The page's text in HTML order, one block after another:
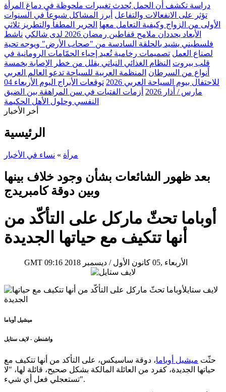
دراسة تكشف أن الحمل يُحدث تغييرات ملحوظة في دماغ المرأة
تؤثر على الانفعالات والتفاعل أبرز المشاكل شيوعاً في السنوات
الأولى من الزواج وكيفية التعامل معها الحرير المطفأ والتطريز ثلاثي
الأبعاد يحددان ملامح قفاطين رمضان 2026 لدى شالكي
ناشط
فلسطيني يشيد بالحلقة السادسة من "صحاب الأرض" ويوجه تحية
لصناع العمل تصميمات رخامية تُعيد إحياء الحمّامات الرومانية في
قلب بيروت النظام الغذائي النباتي يقلل من خطر الإصابة بخمسة
أنواع من السرطان المنظمة العربية للسياحة تدعو العالم العربي
للاحتفال بيوم السياحة العربي 2026
توقعات الأبراج اليوم الأربعاء 04
مارس / أذار 2026
أزمات الفتيات في سن المراهقة بين الضيق
النفسي وحلول الأهل الحكيمة
أخر الأخبار
الرئيسية
مرأة » نساء في الأخبار
بعد ظهور الشائعات بشأن وجود خلاف بينها
وبين دوقة كامبريدج
أوباما تحثّ ماركل على التأكّد من
أنها تتكيف مع حياتها الجديدة
GMT 09:16 2018 الأربعاء ,05 كانون الأول / ديسمبر
ميشيل أوباما
واشنطن - لايف ستايل
حثّت ميشيل أوباما، دوقة ساسيكس، على التأكد من أنها تتكيف مع
حياتها الجديدة، كفرد من العائلة المالكة بشكل صحيح، قائلة لها، "لا
تستعجلي فعل أي شيء".